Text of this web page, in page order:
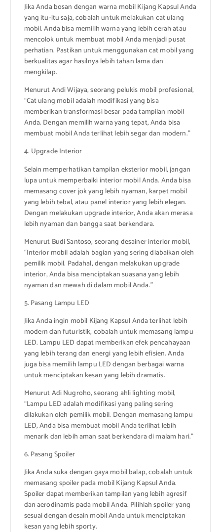
Jika Anda bosan dengan warna mobil Kijang Kapsul Anda
yang itu-itu saja, cobalah untuk melakukan cat ulang
mobil. Anda bisa memilih warna yang lebih cerah atau
mencolok untuk membuat mobil Anda menjadi pusat
perhatian. Pastikan untuk menggunakan cat mobil yang
berkualitas agar hasilnya lebih tahan lama dan
mengkilap.
Menurut Andi Wijaya, seorang pelukis mobil profesional,
“Cat ulang mobil adalah modifikasi yang bisa
memberikan transformasi besar pada tampilan mobil
Anda. Dengan memilih warna yang tepat, Anda bisa
membuat mobil Anda terlihat lebih segar dan modern.”
4. Upgrade Interior
Selain memperhatikan tampilan eksterior mobil, jangan
lupa untuk memperbaiki interior mobil Anda. Anda bisa
memasang cover jok yang lebih nyaman, karpet mobil
yang lebih tebal, atau panel interior yang lebih elegan.
Dengan melakukan upgrade interior, Anda akan merasa
lebih nyaman dan bangga saat berkendara.
Menurut Budi Santoso, seorang desainer interior mobil,
“Interior mobil adalah bagian yang sering diabaikan oleh
pemilik mobil. Padahal, dengan melakukan upgrade
interior, Anda bisa menciptakan suasana yang lebih
nyaman dan mewah di dalam mobil Anda.”
5. Pasang Lampu LED
Jika Anda ingin mobil Kijang Kapsul Anda terlihat lebih
modern dan futuristik, cobalah untuk memasang lampu
LED. Lampu LED dapat memberikan efek pencahayaan
yang lebih terang dan energi yang lebih efisien. Anda
juga bisa memilih lampu LED dengan berbagai warna
untuk menciptakan kesan yang lebih dramatis.
Menurut Adi Nugroho, seorang ahli lighting mobil,
“Lampu LED adalah modifikasi yang paling sering
dilakukan oleh pemilik mobil. Dengan memasang lampu
LED, Anda bisa membuat mobil Anda terlihat lebih
menarik dan lebih aman saat berkendara di malam hari.”
6. Pasang Spoiler
Jika Anda suka dengan gaya mobil balap, cobalah untuk
memasang spoiler pada mobil Kijang Kapsul Anda.
Spoiler dapat memberikan tampilan yang lebih agresif
dan aerodinamis pada mobil Anda. Pilihlah spoiler yang
sesuai dengan desain mobil Anda untuk menciptakan
kesan yang lebih sporty.